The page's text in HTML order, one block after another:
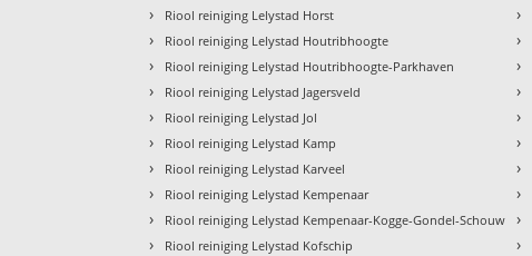
› Riool reiniging Lelystad Horst
› Riool reiniging Lelystad Houtribhoogte
› Riool reiniging Lelystad Houtribhoogte-Parkhaven
› Riool reiniging Lelystad Jagersveld
› Riool reiniging Lelystad Jol
› Riool reiniging Lelystad Kamp
› Riool reiniging Lelystad Karveel
› Riool reiniging Lelystad Kempenaar
› Riool reiniging Lelystad Kempenaar-Kogge-Gondel-Schouw
› Riool reiniging Lelystad Kofschip
›
›
›
›
›
›
›
›
›
›